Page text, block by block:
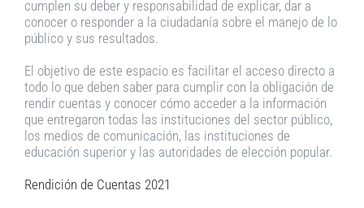
cumplen su deber y responsabilidad de explicar, dar a
conocer o responder a la ciudadanía sobre el manejo de lo
público y sus resultados.
El objetivo de este espacio es facilitar el acceso directo a
todo lo que deben saber para cumplir con la obligación de
rendir cuentas y conocer cómo acceder a la información
que entregaron todas las instituciones del sector público,
los medios de comunicación, las instituciones de
educación superior y las autoridades de elección popular.
Rendición de Cuentas 2021